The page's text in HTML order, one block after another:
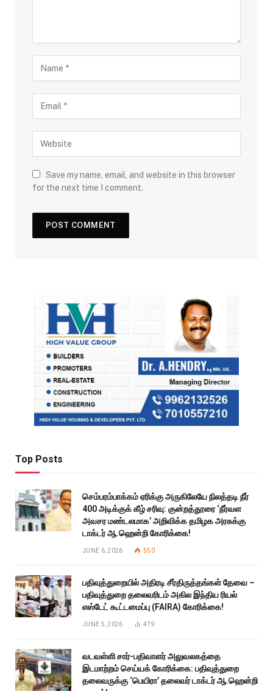
Save my name, email, and website in this browser
for the next time I comment.
Top Posts
செம்பரம்பாக்கம் ஏரிக்கு அருகிலேயே நிலத்தடி நீர்
400 அடிக்குக் கீழ் சரிவு: குன்றத்தூரை ‘நீர்வள
அவசர மண்டலமாக’ அறிவிக்க தமிழக அரசுக்கு
டாக்டர் ஆ.ஹென்றி கோரிக்கை!
JUNE 6, 2026 550
பதிவுத்துறையில் அதிரடி சீர்திருத்தங்கள் தேவை –
பதிவுத்துறை தலைவரிடம் அகில இந்திய ரியல்
எஸ்டேட் கூட்டமைப்பு (FAIRA) கோரிக்கை!
JUNE 5, 2026 479
வடவள்ளி சார்-பதிவாளர் அலுவலகத்தை
இடமாற்றம் செய்யக் கோரிக்கை: பதிவுத்துறை
தலைவருக்கு ‘பெயிரா’ தலைவர் டாக்டர் ஆ.ஹென்றி